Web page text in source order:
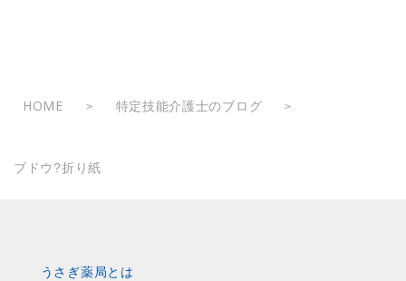
HOME > 特定技能介護士のブログ >
ブドウ?折り紙
うさぎ薬局とは